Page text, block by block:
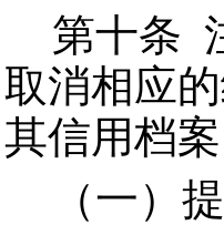
第十条
取消相应
其信用档案
（一）